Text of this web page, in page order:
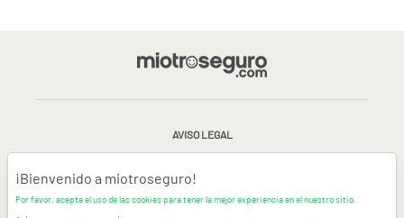
AVISO LEGAL
CONDICIONES GENERALES DE USO
¡Bienvenido a miotroseguro!
Por favor, acepta el uso de las cookies para tener la mejor experiencia en el nuestro sitio.